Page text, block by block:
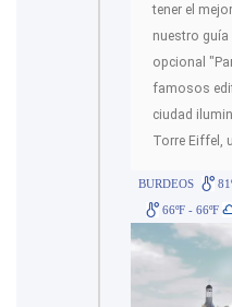
tener el
nuestro
opcional
famosos
ciudad
Torre Eiffel,
BURDEOS
66ºF - 66ºF